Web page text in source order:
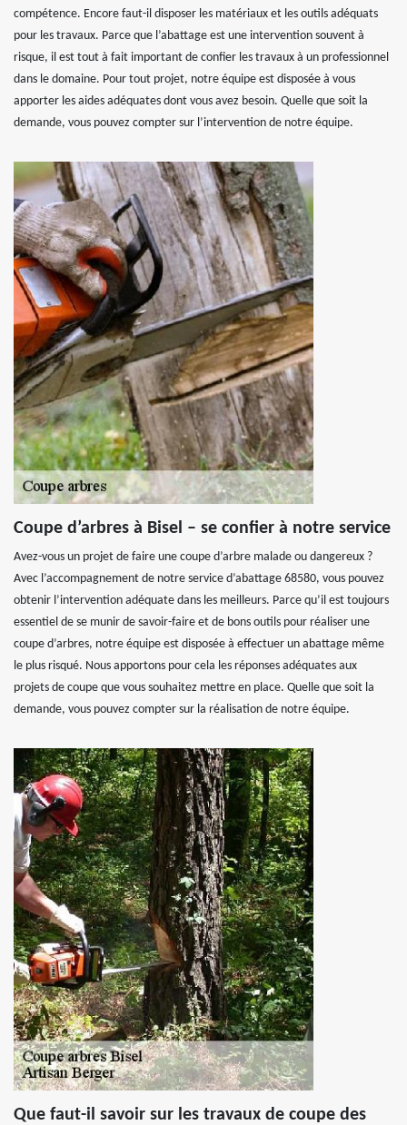
compétence. Encore faut-il disposer les matériaux et les outils adéquats
pour les travaux. Parce que l’abattage est une intervention souvent à
risque, il est tout à fait important de confier les travaux à un professionnel
dans le domaine. Pour tout projet, notre équipe est disposée à vous
apporter les aides adéquates dont vous avez besoin. Quelle que soit la
demande, vous pouvez compter sur l’intervention de notre équipe.
Coupe d’arbres à Bisel – se confier à notre service
Avez-vous un projet de faire une coupe d’arbre malade ou dangereux ?
Avec l’accompagnement de notre service d’abattage 68580, vous pouvez
obtenir l’intervention adéquate dans les meilleurs. Parce qu’il est toujours
essentiel de se munir de savoir-faire et de bons outils pour réaliser une
coupe d’arbres, notre équipe est disposée à effectuer un abattage même
le plus risqué. Nous apportons pour cela les réponses adéquates aux
projets de coupe que vous souhaitez mettre en place. Quelle que soit la
demande, vous pouvez compter sur la réalisation de notre équipe.
Que faut-il savoir sur les travaux de coupe des